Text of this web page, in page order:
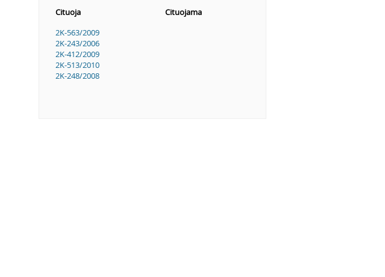
Cituoja
Cituojama
2K-563/2009
2K-243/2006
2K-412/2009
2K-513/2010
2K-248/2008